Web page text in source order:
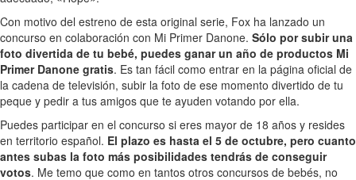
Con motivo del estreno de esta original serie, Fox ha lanzado un
concurso en colaboración con Mi Primer Danone. Sólo por subir una
foto divertida de tu bebé, puedes ganar un año de productos Mi
Primer Danone gratis. Es tan fácil como entrar en la página oficial de
la cadena de televisión, subir la foto de ese momento divertido de tu
peque y pedir a tus amigos que te ayuden votando por ella.
Puedes participar en el concurso si eres mayor de 18 años y resides
en territorio español. El plazo es hasta el 5 de octubre, pero cuanto
antes subas la foto más posibilidades tendrás de conseguir
votos. Me temo que como en tantos otros concursos de bebés, no